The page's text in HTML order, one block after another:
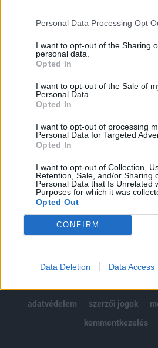
Personal Data Processing Opt
I want to opt-out of the Sharing
personal data.
Opted In
I want to opt-out of the Sale of
Personal Data.
Opted In
I want to opt-out of processing
Personal Data for Targeted
Opted In
I want to opt-out of Collection,
Retention, Sale, and/or Sharing
Personal Data that Is Unrelated
Purposes for which it was
Opted Out
CONFIRM
Data Deletion Data Access
A keresett cikk a portfolio.hu
tartozik, melynek olvasása
Az előfizetés a következőket
Kötéslisták: BÉT elmúlt 2 év
kötéslistái
Előfizetés
MÁR ELŐFIZETŐNK VAGY?
© 2026 Portfolio
adatvédelem
szerzői jogok
kommentkezelés